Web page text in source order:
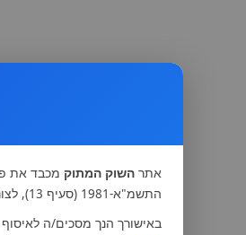
אתר השוק המתוק מכבד את
התשמ"א-1981 (סעיף 13), לצורך שיפור השירות, ביצוע הזמנות ותקשורת עמך.
באישורך הנך מסכים/ה